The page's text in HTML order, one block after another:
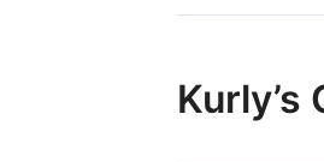
Kurly’s